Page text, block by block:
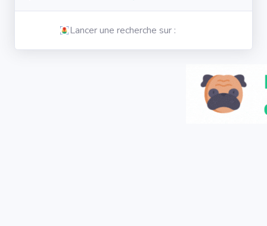
Lancer une recherche sur :